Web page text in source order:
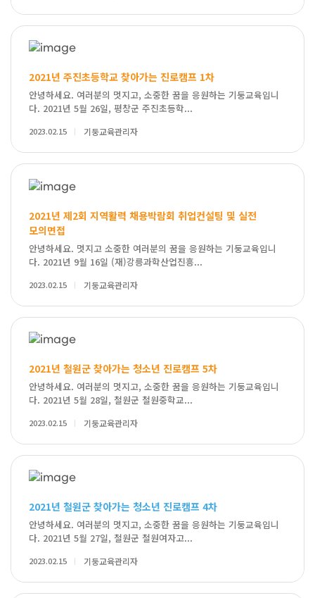
2021년 주진초등학교 찾아가는 진로캠프 1차
안녕하세요. 여러분의 멋지고, 소중한 꿈을 응원하는 기둥교육입니
다. 2021년 5월 26일, 평창군 주진초등학...
2023.02.15 기둥교육관리자
2021년 제2회 지역활력 채용박람회 취업컨설팅 및 실전
모의면접
안녕하세요. 멋지고 소중한 여러분의 꿈을 응원하는 기둥교육입니
다. 2021년 9월 16일 (재)강릉과학산업진흥...
2023.02.15 기둥교육관리자
2021년 철원군 찾아가는 청소년 진로캠프 5차
안녕하세요. 여러분의 멋지고, 소중한 꿈을 응원하는 기둥교육입니
다. 2021년 5월 28일, 철원군 철원중학교...
2023.02.15 기둥교육관리자
2021년 철원군 찾아가는 청소년 진로캠프 4차
안녕하세요. 여러분의 멋지고, 소중한 꿈을 응원하는 기둥교육입니
다. 2021년 5월 27일, 철원군 철원여자고...
2023.02.15 기둥교육관리자